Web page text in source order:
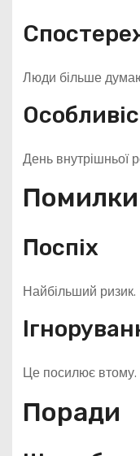
Люди більше
День внутрішньої
Помилки
Поспіх
Найбільший ризик.
Це посилює втому.
Поради